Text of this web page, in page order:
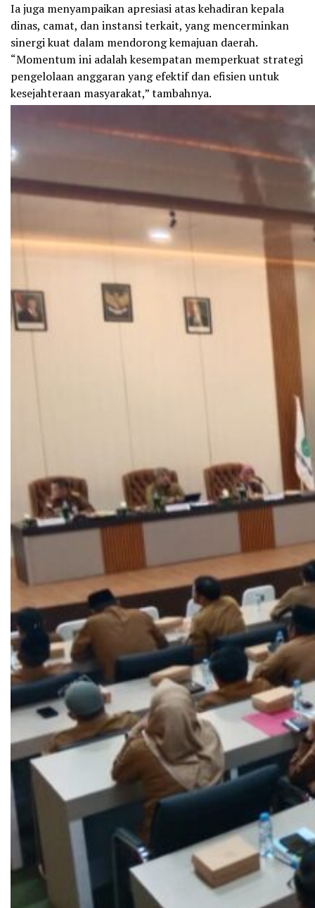
Ia juga menyampaikan apresiasi atas kehadiran kepala
dinas, camat, dan instansi terkait, yang mencerminkan
sinergi kuat dalam mendorong kemajuan daerah.
“Momentum ini adalah kesempatan memperkuat strategi
pengelolaan anggaran yang efektif dan efisien untuk
kesejahteraan masyarakat,” tambahnya.